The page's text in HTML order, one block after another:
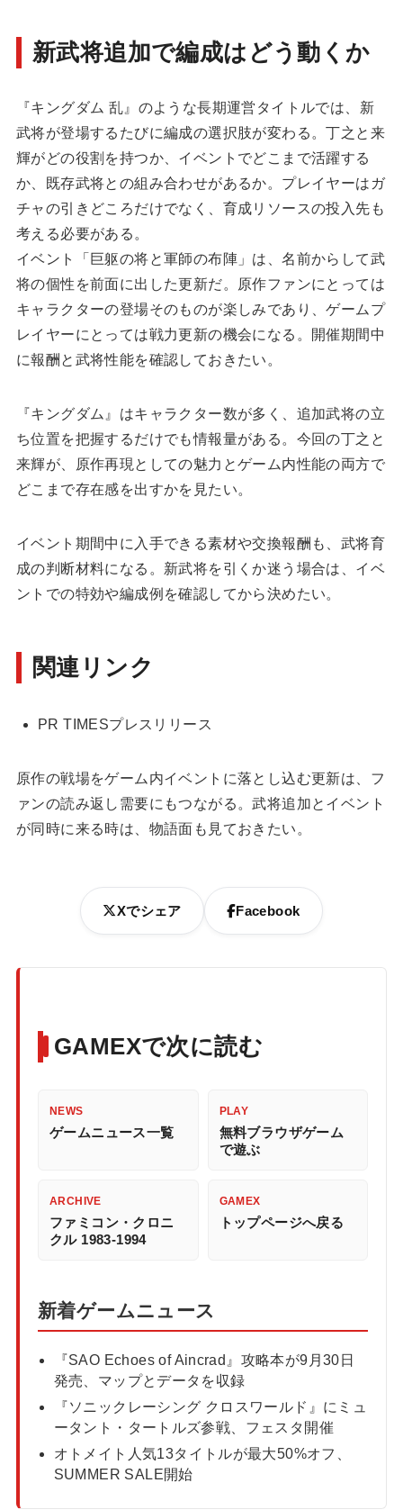
新武将追加で編成はどう動くか
『キングダム 乱』のような長期運営タイトルでは、新
武将が登場するたびに編成の選択肢が変わる。丁之と来
輝がどの役割を持つか、イベントでどこまで活躍する
か、既存武将との組み合わせがあるか。プレイヤーはガ
チャの引きどころだけでなく、育成リソースの投入先も
考える必要がある。
イベント「巨躯の将と軍師の布陣」は、名前からして武
将の個性を前面に出した更新だ。原作ファンにとっては
キャラクターの登場そのものが楽しみであり、ゲームプ
レイヤーにとっては戦力更新の機会になる。開催期間中
に報酬と武将性能を確認しておきたい。
『キングダム』はキャラクター数が多く、追加武将の立
ち位置を把握するだけでも情報量がある。今回の丁之と
来輝が、原作再現としての魅力とゲーム内性能の両方で
どこまで存在感を出すかを見たい。
イベント期間中に入手できる素材や交換報酬も、武将育
成の判断材料になる。新武将を引くか迷う場合は、イベ
ントでの特効や編成例を確認してから決めたい。
関連リンク
PR TIMESプレスリリース
原作の戦場をゲーム内イベントに落とし込む更新は、フ
ァンの読み返し需要にもつながる。武将追加とイベント
が同時に来る時は、物語面も見ておきたい。
Xでシェア Facebook
GAMEXで次に読む
NEWS
ゲームニュース一覧
PLAY
無料ブラウザゲーム
で遊ぶ
ARCHIVE
ファミコン・クロニ
クル 1983-1994
GAMEX
トップページへ戻る
新着ゲームニュース
『SAO Echoes of Aincrad』攻略本が9月30日
発売、マップとデータを収録
『ソニックレーシング クロスワールド』にミュ
ータント・タートルズ参戦、フェスタ開催
オトメイト人気13タイトルが最大50%オフ、
SUMMER SALE開始